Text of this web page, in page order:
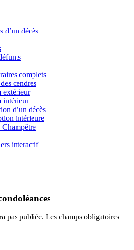
d’un décès
complets
cendres
extérieur
intérieur
d’un décès
intérieure
interactif
pas publiée. Les champs obligatoires